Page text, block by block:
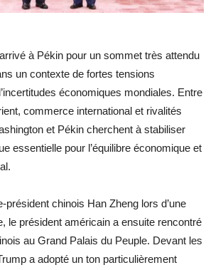
à Pékin pour un sommet très attendu
un contexte de fortes tensions
économiques mondiales. Entre
commerce international et rivalités
et Pékin cherchent à stabiliser
essentielle pour l’équilibre économique et
président chinois Han Zheng lors d’une
le président américain a ensuite rencontré
au Grand Palais du Peuple. Devant les
a adopté un ton particulièrement